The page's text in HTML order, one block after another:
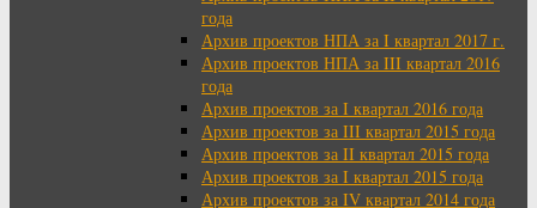
года
Архив проектов НПА за I квартал 2017 г.
Архив проектов НПА за III квартал 2016
года
Архив проектов за I квартал 2016 года
Архив проектов за III квартал 2015 года
Архив проектов за II квартал 2015 года
Архив проектов за I квартал 2015 года
Архив проектов за IV квартал 2014 года